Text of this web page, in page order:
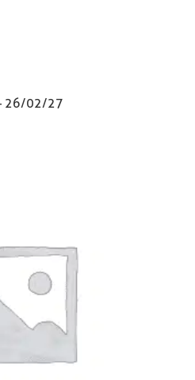
26/02/27